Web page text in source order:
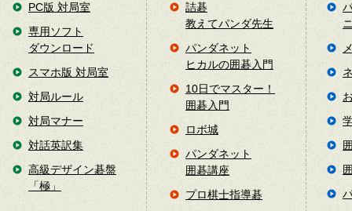
PC版 対局室
専用ソフト
ダウンロード
スマホ版 対局室
対局ルール
対局マナー
対話英訳集
高級デザイン碁盤
「極」
詰碁
教えてパンダ先生
パンダネット
ヒカルの囲碁入門
10日でマスター！
囲碁入門
ロボ城
パンダネット
囲碁講座
プロ棋士指導碁